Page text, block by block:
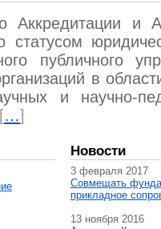
Аккредитации и
статусом
публичного
в
и научно-
[…]
Новости
3 февраля 2017
Совмещать
прикладное
13 ноября 2016